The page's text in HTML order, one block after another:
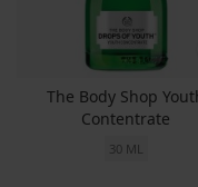
The Body Shop
Contentrate
30 ML